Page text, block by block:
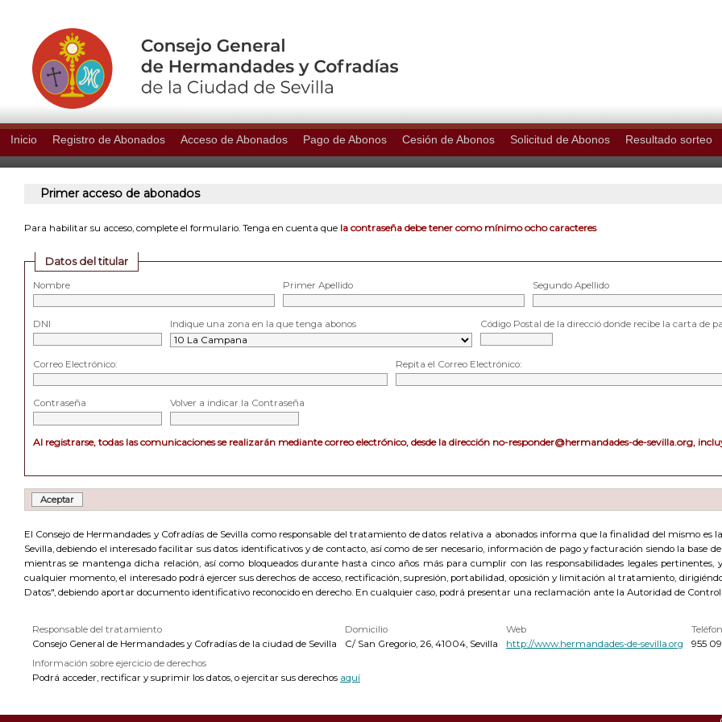
Inicio Registro de Abonados Acceso de Abonados Pago de Abonos Cesión de Abonos Solicitud de Abonos Resultado sorteo
Primer acceso de abonados
Para habilitar su acceso, complete el formulario. Tenga en cuenta que la contraseña debe tener como mínimo ocho caracteres
Datos del titular
Nombre Primer Apellido Segundo Apellido
DNI Indique una zona en la que tenga abonos Código Postal de la direcció donde recibe la carta de
Correo Electrónico: Repita el Correo Electrónico:
Contraseña Volver a indicar la Contraseña
Al registrarse, todas las comunicaciones se realizarán mediante correo electrónico, desde la dirección no-responder@hermandades-de-sevilla.org,
El Consejo de Hermandades y Cofradías de Sevilla como responsable del tratamiento de datos relativa a abonados informa que la finalidad del mismo es
Sevilla, debiendo el interesado facilitar sus datos identificativos y de contacto, así como de ser necesario, información de pago y facturación siendo la base
mientras se mantenga dicha relación, así como bloqueados durante hasta cinco años más para cumplir con las responsabilidades legales pertinentes,
cualquier momento, el interesado podrá ejercer sus derechos de acceso, rectificación, supresión, portabilidad, oposición y limitación al tratamiento,
Datos", debiendo aportar documento identificativo reconocido en derecho. En cualquier caso, podrá presentar una reclamación ante la Autoridad de
Responsable del tratamiento
Consejo General de Hermandades y Cofradías de la ciudad de Sevilla
Domicilio
C/ San Gregorio, 26, 41004, Sevilla
Web
http://www.hermandades-de-sevilla.org
955
Información sobre ejercicio de derechos
Podrá acceder, rectificar y suprimir los datos, o ejercitar sus derechos aquí